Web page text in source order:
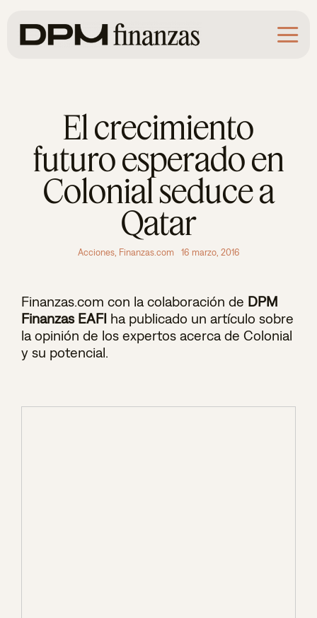
contenido
El crecimiento
futuro esperado en
Colonial seduce a
Qatar
Acciones, Finanzas.com 16 marzo, 2016
Finanzas.com con la colaboración de DPM
Finanzas EAFI ha publicado un artículo sobre
la opinión de los expertos acerca de Colonial
y su potencial.